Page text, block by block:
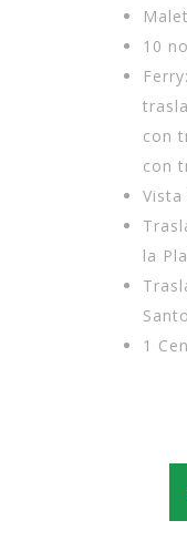
10
con
con
Vista
la
1